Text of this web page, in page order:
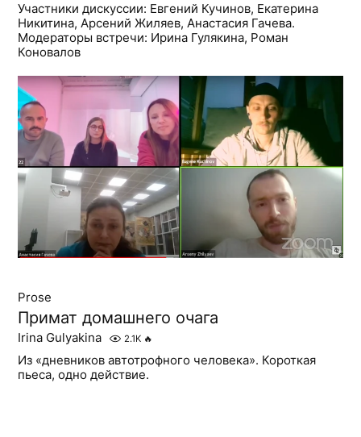
Участники дискуссии: Евгений Кучинов, Екатерина
Никитина, Арсений Жиляев, Анастасия Гачева.
Модераторы встречи: Ирина Гулякина, Роман
Коновалов
Prose
Примат домашнего очага
Irina Gulyakina 2.1K 🔥
Из «дневников автотрофного человека». Короткая
пьеса, одно действие.